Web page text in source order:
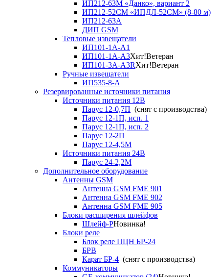
ИП212-63М «Данко», вариант 2
ИП212-52СМ «ИПДЛ-52СМ» (8-80 м)
ИП212-63А
ДИП GSM
Тепловые извещатели
ИП101-1А-А1
ИП101-1А-А3Хит!Ветеран
ИП101-3А-А3RХит!Ветеран
Ручные извещатели
ИП535-8-А
Резервированные источники питания
Источники питания 12В
Парус 12-0,7П (снят с производства)
Парус 12-1П, исп. 1
Парус 12-1П, исп. 2
Парус 12-2П
Парус 12-4,5М
Источники питания 24В
Парус 24-2,2М
Дополнительное оборудование
Антенны GSM
Антенна GSM FME 901
Антенна GSM FME 902
Антенна GSM FME 905
Блоки расширения шлейфов
Шлейф-РНовинка!
Блоки реле
Блок реле ПЦН БР-24
БРВ
Карат БР-4 (снят с производства)
Коммуникаторы